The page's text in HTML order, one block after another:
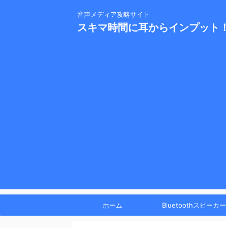
音声メディア攻略サイト
スキマ時間に耳からインプット！
ホーム Bluetoothスピーカー